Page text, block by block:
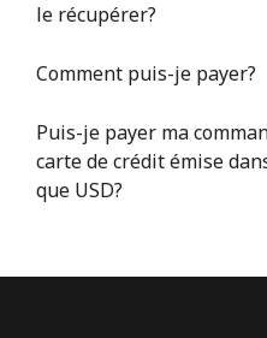
Restez en contact pour
En créant un compte sur ce
Conditions générales.
le récupérer?
Comment puis-je payer?
Puis-je payer ma
carte de crédit émise
que USD?